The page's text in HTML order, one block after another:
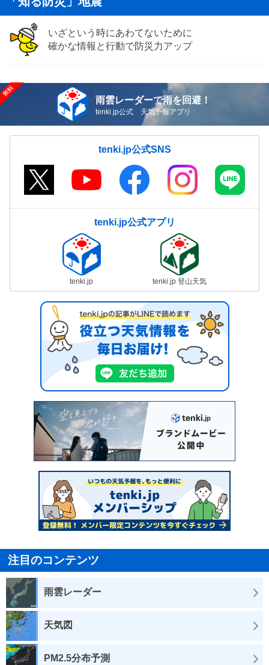
いざという時にあわてないために
確かな情報と行動で防災力アップ
雨雲レーダーで雨を回避！
tenki.jp公式 天気予報アプリ
tenki.jp公式SNS
tenki.jp公式アプリ
tenki.jp tenki.jp 登山天気
注目のコンテンツ
雨雲レーダー
天気図
PM2.5分布予測